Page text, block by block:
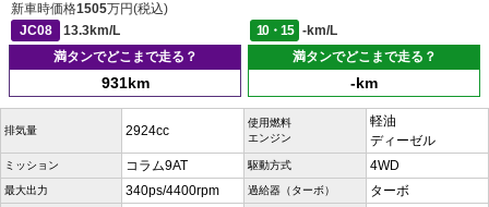
新車時価格1505万円(税込)
JC08
13.3km/L 10・15
-km/L
満タンでどこまで走る？
931km
満タンでどこまで走る？
-km
排気量 2924cc
使用燃料
エンジン
軽油
ディーゼル
ミッション コラム9AT 駆動方式 4WD
最大出力 340ps/4400rpm 過給器（ターボ） ターボ